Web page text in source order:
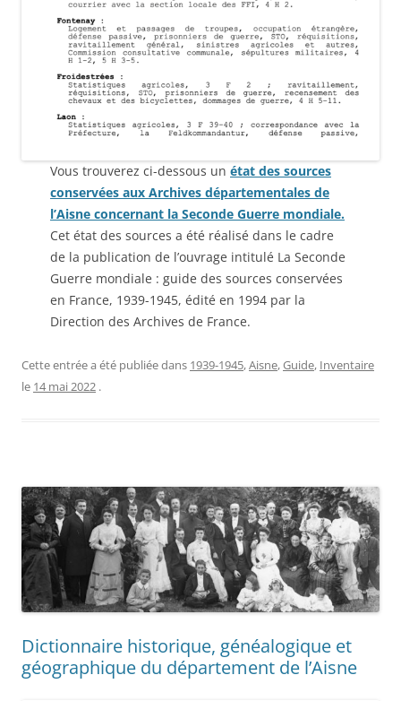
Vous trouverez ci-dessous un état des sources
conservées aux Archives départementales de
l’Aisne concernant la Seconde Guerre mondiale.
Cet état des sources a été réalisé dans le cadre
de la publication de l’ouvrage intitulé La Seconde
Guerre mondiale : guide des sources conservées
en France, 1939-1945, édité en 1994 par la
Direction des Archives de France.
Cette entrée a été publiée dans 1939-1945,Aisne,Guide, Inventaire
le 14 mai 2022 .
Dictionnaire historique, généalogique et
géographique du département de l’Aisne